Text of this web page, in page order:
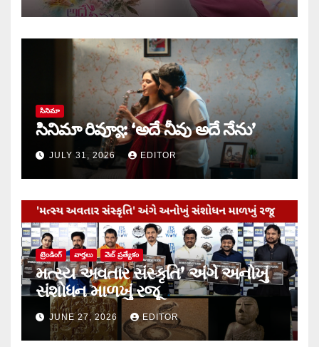
సినిమా
సినిమా రివ్యూ: ‘అదే నీవు అదే నేను’
JULY 31, 2026 EDITOR
ట్రెండింగ్ వార్త‌లు వెబ్ ప్రత్యేకం
મત્સ્ય અવતાર સંસ્કૃતિ’ અંગે અનોખું
સંશોધન માળખું રજૂ
JUNE 27, 2026 EDITOR